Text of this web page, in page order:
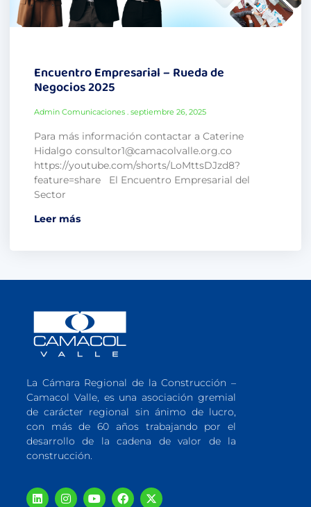
Encuentro Empresarial – Rueda de
Negocios 2025
Admin Comunicaciones septiembre 26, 2025
Para más información contactar a Caterine
Hidalgo consultor1@camacolvalle.org.co
https://youtube.com/shorts/LoMttsDJzd8?
feature=share El Encuentro Empresarial del
Sector
Leer más
La Cámara Regional de la Construcción –
Camacol Valle, es una asociación gremial
de carácter regional sin ánimo de lucro,
con más de 60 años trabajando por el
desarrollo de la cadena de valor de la
construcción.